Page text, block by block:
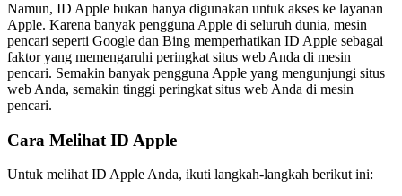
Namun, ID Apple bukan hanya digunakan untuk akses ke layanan
Apple. Karena banyak pengguna Apple di seluruh dunia, mesin
pencari seperti Google dan Bing memperhatikan ID Apple sebagai
faktor yang memengaruhi peringkat situs web Anda di mesin
pencari. Semakin banyak pengguna Apple yang mengunjungi situs
web Anda, semakin tinggi peringkat situs web Anda di mesin
pencari.
Cara Melihat ID Apple
Untuk melihat ID Apple Anda, ikuti langkah-langkah berikut ini: